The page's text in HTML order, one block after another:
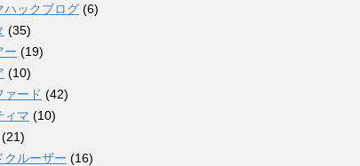
ハックブログ (6)
(35)
ー (19)
(10)
ァード (42)
ィマ (10)
(21)
クルーザー (16)